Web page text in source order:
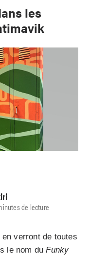
les
de lecture
en verront de toutes
le nom duFunky